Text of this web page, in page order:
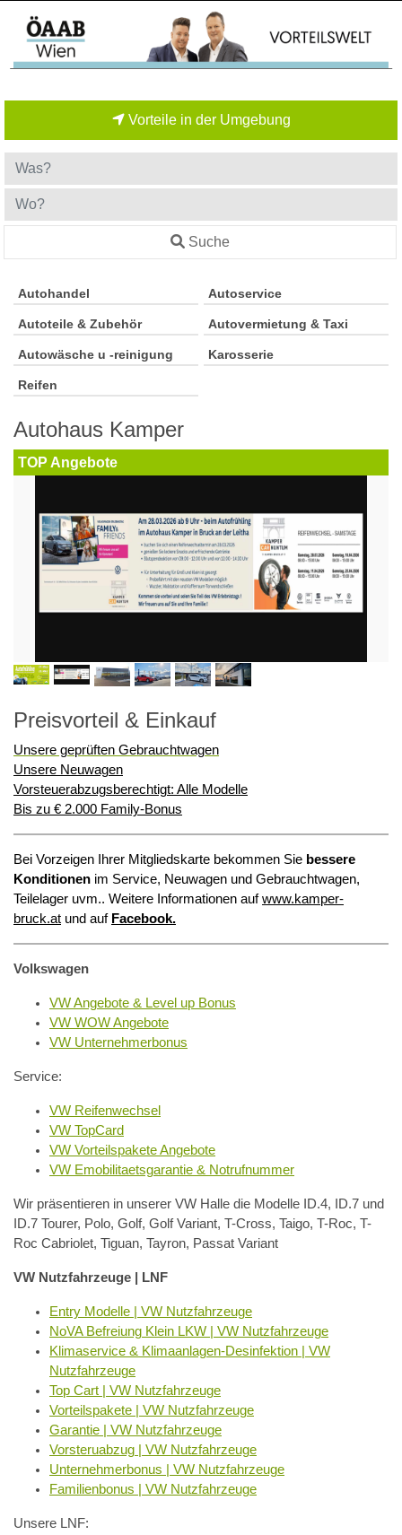
Vorteile in der Umgebung
Suche
Autohandel Autoservice
Autoteile & Zubehör Autovermietung & Taxi
Autowäsche u -reinigung Karosserie
Reifen
Autohaus Kamper
TOP Angebote
Preisvorteil & Einkauf
Unsere geprüften Gebrauchtwagen
Unsere Neuwagen
Vorsteuerabzugsberechtigt: Alle Modelle
Bis zu € 2.000 Family-Bonus
Bei Vorzeigen Ihrer Mitgliedskarte bekommen Sie bessere
Konditionen im Service, Neuwagen und Gebrauchtwagen,
Teilelager uvm.. Weitere Informationen aufwww.kamper-
bruck.at und auf Facebook.
Volkswagen
VW Angebote & Level up Bonus
VW WOW Angebote
VW Unternehmerbonus
Service:
VW Reifenwechsel
VW TopCard
VW Vorteilspakete Angebote
VW Emobilitaetsgarantie & Notrufnummer
Wir präsentieren in unserer VW Halle die Modelle ID.4, ID.7 und
ID.7 Tourer, Polo, Golf, Golf Variant, T-Cross, Taigo, T-Roc, T-
Roc Cabriolet, Tiguan, Tayron, Passat Variant
VW Nutzfahrzeuge | LNF
Entry Modelle | VW Nutzfahrzeuge
NoVA Befreiung Klein LKW | VW Nutzfahrzeuge
Klimaservice & Klimaanlagen-Desinfektion | VW
Nutzfahrzeuge
Top Cart | VW Nutzfahrzeuge
Vorteilspakete | VW Nutzfahrzeuge
Garantie | VW Nutzfahrzeuge
Vorsteruabzug | VW Nutzfahrzeuge
Unternehmerbonus | VW Nutzfahrzeuge
Familienbonus | VW Nutzfahrzeuge
Unsere LNF: